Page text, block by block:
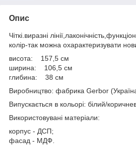
Опис
Чіткі.виразні
колір-так можна охарактеризувати
висота: 157,5 см
ширина: 106,5 см
глибина: 38 см
Виробництво: фабрика Gerbor
Випускається в кольорі: білий/
Використовувані матеріали:
корпус - ДСП;
фасад - МДФ.